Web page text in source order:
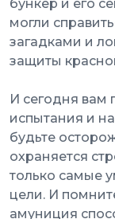
бункер и его
могли
загадками и
защиты
И сегодня вам
испытания и
будьте
охраняется
только самые
цели. И
амуниция